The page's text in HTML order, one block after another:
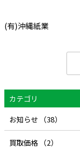
(有)沖縄紙業
カテゴリ
お知らせ （38）
買取価格 （2）